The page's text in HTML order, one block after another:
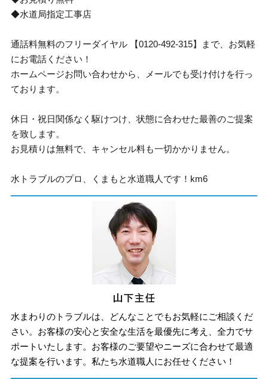
◆水道局指定工事店
通話料無料のフリーダイヤル 【0120-492-315】まで、お気軽
にお電話ください！
ホームページお問い合わせから、メールでも受け付けを行っ
ております。
休日・祝日関係なく駆けつけ、状態に合わせた最善のご提案
を致します。
お見積りは無料で、キャンセル料も一切かかりません。
水トラブルのプロ、くまもと水道職人です！km6
水まわりのトラブルは、どんなことでもお気軽にご相談くだ
さい。お客様の安心と安全な生活を最優先に考え、全力でサ
ポートいたします。お客様のご要望やニーズに合わせて最適
な提案を行います。私たち水道職人にお任せください！